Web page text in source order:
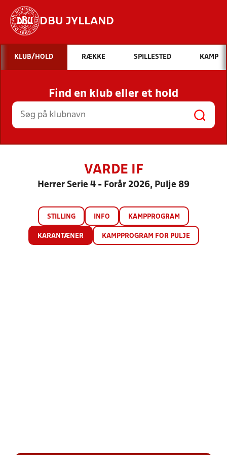
DBU JYLLAND
Hvad vil du søge efter?
INDHOLD OG NYHEDER
STILLINGER, RESULTATER, KLUBBER OG
HOLD
KLUB/HOLD RÆKKE SPILLESTED KAMP
Find en klub eller et hold
VARDE IF
Herrer Serie 4 - Forår 2026, Pulje 89
STILLING INFO KAMPPROGRAM
KARANTÆNER KAMPPROGRAM FOR PULJE